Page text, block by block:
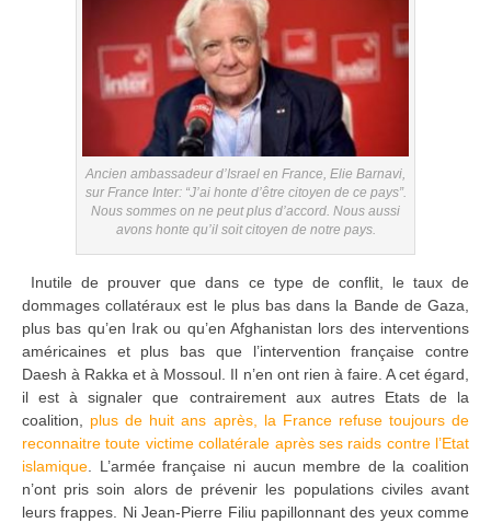
Ancien ambassadeur d’Israel en France, Elie Barnavi,
sur France Inter: “J’ai honte d’être citoyen de ce pays”.
Nous sommes on ne peut plus d’accord. Nous aussi
avons honte qu’il soit citoyen de notre pays.
Inutile de prouver que dans ce type de conflit, le taux de
dommages collatéraux est le plus bas dans la Bande de Gaza,
plus bas qu’en Irak ou qu’en Afghanistan lors des interventions
américaines et plus bas que l’intervention française contre
Daesh à Rakka et à Mossoul. Il n’en ont rien à faire. A cet égard,
il est à signaler que contrairement aux autres Etats de la
coalition, plus de huit ans après, la France refuse toujours de
reconnaitre toute victime collatérale après ses raids contre l’Etat
islamique. L’armée française ni aucun membre de la coalition
n’ont pris soin alors de prévenir les populations civiles avant
leurs frappes. Ni Jean-Pierre Filiu papillonnant des yeux comme